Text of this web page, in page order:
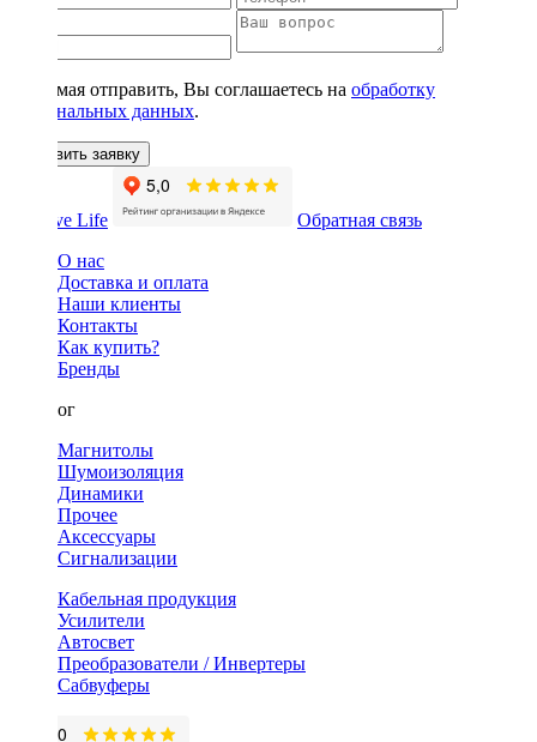
Нажимая отправить, Вы соглашаетесь на обработку
персональных данных.
Оставить заявку
Обратная связь
О нас
Доставка и оплата
Наши клиенты
Контакты
Как купить?
Бренды
Каталог
Магнитолы
Шумоизоляция
Динамики
Прочее
Аксессуары
Сигнализации
Кабельная продукция
Усилители
Автосвет
Преобразователи / Инвертеры
Сабвуферы